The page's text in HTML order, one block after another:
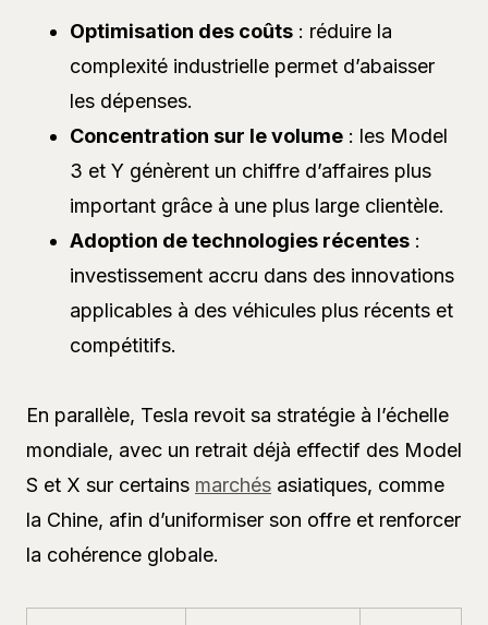
Optimisation des coûts : réduire la
complexité industrielle permet d’abaisser
les dépenses.
Concentration sur le volume : les Model
3 et Y génèrent un chiffre d’affaires plus
important grâce à une plus large clientèle.
Adoption de technologies récentes :
investissement accru dans des innovations
applicables à des véhicules plus récents et
compétitifs.
En parallèle, Tesla revoit sa stratégie à l’échelle
mondiale, avec un retrait déjà effectif des Model
S et X sur certains marchés asiatiques, comme
la Chine, afin d’uniformiser son offre et renforcer
la cohérence globale.